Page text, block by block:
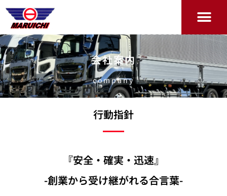
会社案内
company
行動指針
『安全・確実・迅速』
-創業から受け継がれる合言葉-